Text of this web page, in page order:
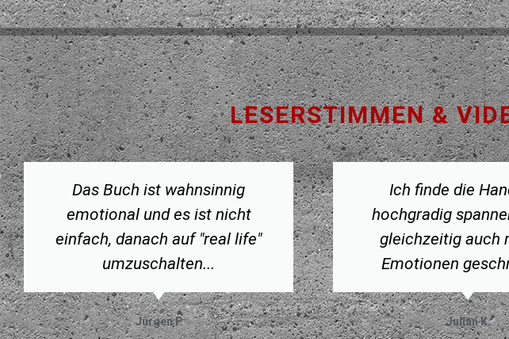
LESERSTIMMEN &
Das Buch ist wahnsinnig
emotional und es ist nicht
einfach, danach auf "real life"
umzuschalten...
Jürgen P.
Ich finde die
hochgradig
gleichzeitig auch
Emotionen
Julian K.